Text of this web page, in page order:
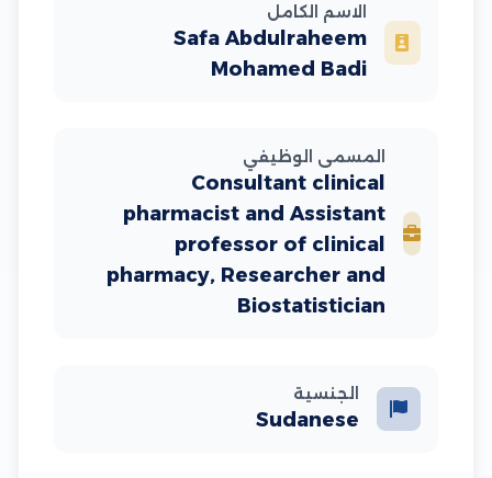
الاسم الكامل
Safa Abdulraheem
Mohamed Badi
المسمى الوظيفي
Consultant clinical
pharmacist and Assistant
professor of clinical
pharmacy, Researcher and
Biostatistician
الجنسية
Sudanese